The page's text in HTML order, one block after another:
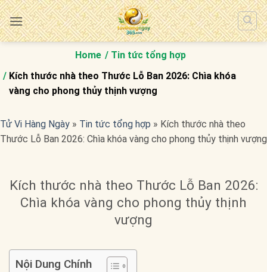
Bỏ
qua
nội
Home
Tin tức tổng hợp
Kích thước nhà theo Thước Lỗ Ban 2026: Chìa khóa
vàng cho phong thủy thịnh vượng
Tử Vi Hàng Ngày » Tin tức tổng hợp » Kích thước nhà theo
Thước Lỗ Ban 2026: Chìa khóa vàng cho phong thủy thịnh vượng
Kích thước nhà theo Thước Lỗ Ban 2026:
Chìa khóa vàng cho phong thủy thịnh
vượng
Nội Dung Chính